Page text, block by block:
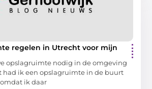
regelen in Utrecht voor mijn
opslagruimte nodig in de omgeving
had ik een opslagruimte in de buurt
ik daar